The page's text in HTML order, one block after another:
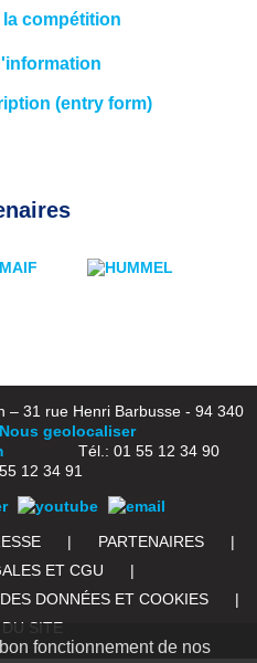
la compétition
(entry form)
– 31 rue Henri Barbusse - 94 340
Nous geolocaliser
Tél.: 01 55 12 34 90
12 34 91
| PARTENAIRES
|
ET CGU
|
DONNÉES ET COOKIES
|
SITE
fonctionnement de nos